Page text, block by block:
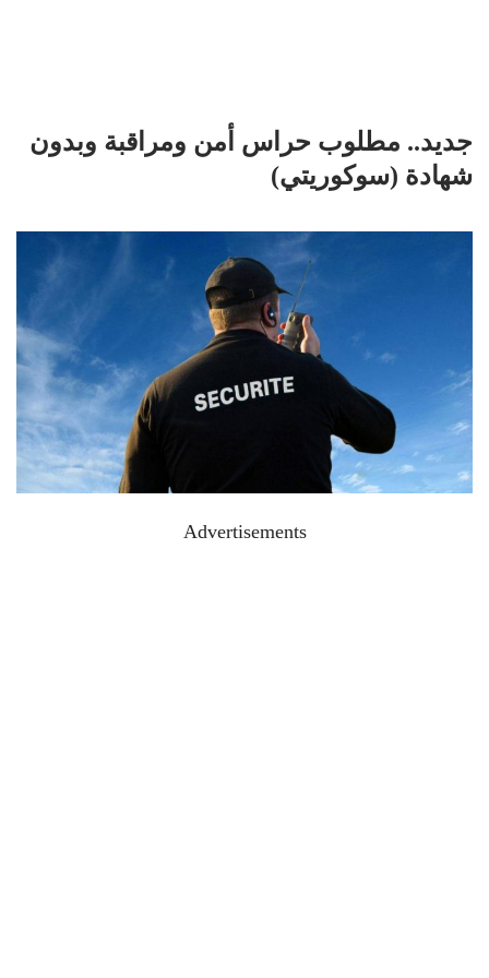
جديد.. مطلوب حراس أمن ومراقبة وبدون
شهادة (سوكوريتي)
Advertisements